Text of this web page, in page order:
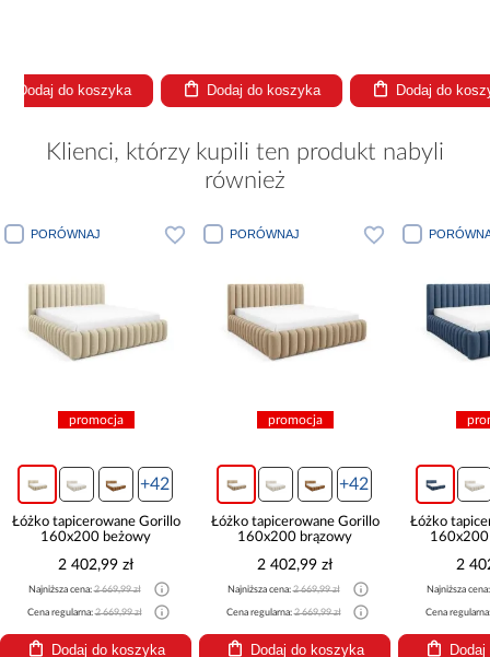
Dodaj do koszyka Dodaj do koszyka
Klienci, którzy kupili ten produkt nabyli
również
PORÓWNAJ
promocja
+42
Łóżko tapicerowane Gorillo
160x200 beżowy
2 402,99 zł
Najniższa cena:2 669,99 zł
Cena regularna:2 669,99 zł
Dodaj do koszyka
PORÓWNAJ
promocja
+42
Łóżko tapicerowane Gorillo
160x200 brązowy
2 402,99 zł
Najniższa cena:2 669,99 zł
Cena regularna:2 669,99 zł
Dodaj do koszyka
Łóżko
160x200
2
Najniższa
Cena